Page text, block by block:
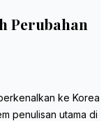
Perubahan
ke Korea
penulisan utama di